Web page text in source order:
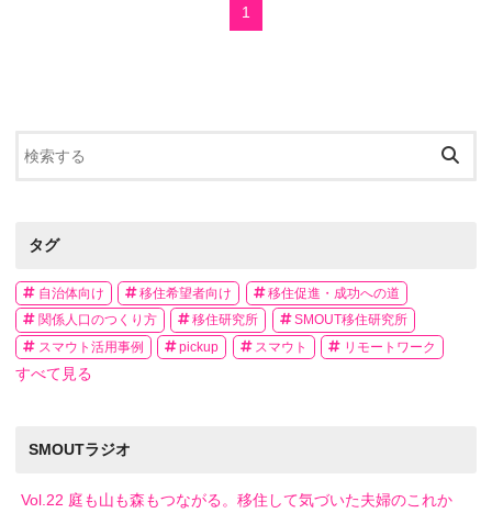
1
タグ
自治体向け 移住希望者向け
移住促進・成功への道
関係人口のつくり方
移住研究所
SMOUT移住研究所
スマウト活用事例
pickup スマウト リモートワーク
すべて見る
SMOUTラジオ
Vol.22 庭も山も森もつながる。移住して気づいた夫婦のこれか